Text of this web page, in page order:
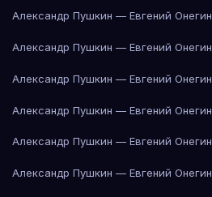
Александр Пушкин — Евгений Онегин
Александр Пушкин — Евгений Онегин
Александр Пушкин — Евгений Онегин
Александр Пушкин — Евгений Онегин
Александр Пушкин — Евгений Онегин
Александр Пушкин — Евгений Онегин